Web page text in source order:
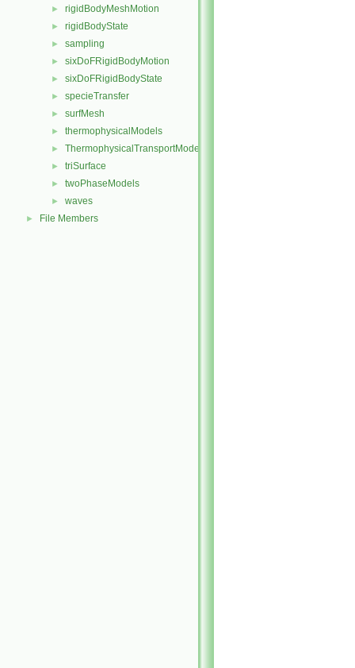
► rigidBodyMeshMotion
► rigidBodyState
► sampling
► sixDoFRigidBodyMotion
► sixDoFRigidBodyState
► specieTransfer
► surfMesh
► thermophysicalModels
► ThermophysicalTransportModels
► triSurface
► twoPhaseModels
► waves
► File Members